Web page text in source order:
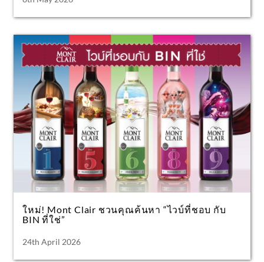
ใหม่! Mont Clair ชวนคุณค้นหา “ไวบ์ที่ชอบ กับ
BIN ที่ใช่”
24th April 2026